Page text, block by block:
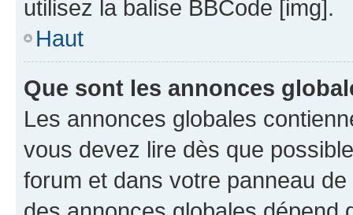
utilisez la balise BBCode [img].
Haut
Que sont les annonces
Les annonces globales
vous devez lire dès que
forum et dans votre panneau